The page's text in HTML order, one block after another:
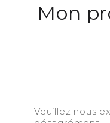
Mon
Veuillez nous